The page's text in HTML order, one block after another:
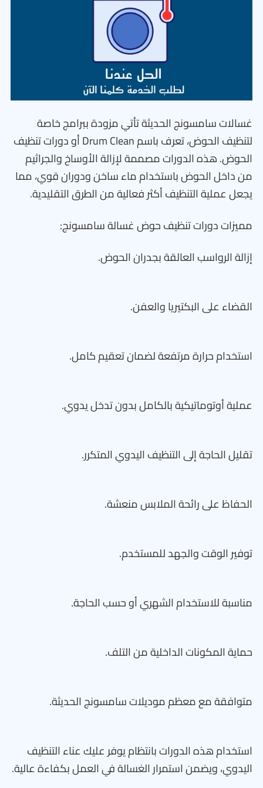
غسالات سامسونج الحديثة تأتي مزودة ببرامج خاصة
لتنظيف الحوض، تعرف باسم Drum Clean أو دورات تنظيف
الحوض. هذه الدورات مصممة لإزالة الأوساخ والجراثيم
من داخل الحوض باستخدام ماء ساخن ودوران قوي، مما
يجعل عملية التنظيف أكثر فعالية من الطرق التقليدية.
مميزات دورات تنظيف حوض غسالة سامسونج:
إزالة الرواسب العالقة بجدران الحوض.
القضاء على البكتيريا والعفن.
استخدام حرارة مرتفعة لضمان تعقيم كامل.
عملية أوتوماتيكية بالكامل بدون تدخل يدوي.
تقليل الحاجة إلى التنظيف اليدوي المتكرر.
الحفاظ على رائحة الملابس منعشة.
توفير الوقت والجهد للمستخدم.
مناسبة للاستخدام الشهري أو حسب الحاجة.
حماية المكونات الداخلية من التلف.
متوافقة مع معظم موديلات سامسونج الحديثة.
استخدام هذه الدورات بانتظام يوفر عليك عناء التنظيف
اليدوي، ويضمن استمرار الغسالة في العمل بكفاءة عالية.